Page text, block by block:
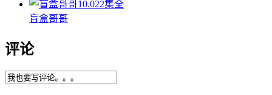
10.022集全
盲盒哥哥
评论